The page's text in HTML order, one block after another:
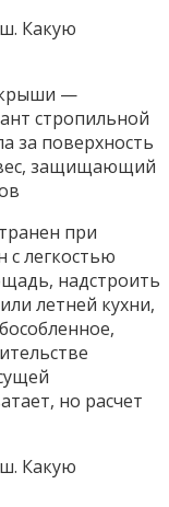
крыши —
стропильной
за поверхность
защищающий
при
с легкостью
надстроить
летней кухни,
но расчет